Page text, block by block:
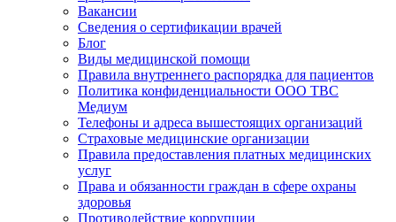
Вакансии
Сведения о сертификации врачей
Блог
Виды медицинской помощи
Правила внутреннего распорядка для пациентов
Политика конфиденциальности ООО ТВС
Медиум
Телефоны и адреса вышестоящих организаций
Страховые медицинские организации
Правила предоставления платных медицинских
услуг
Права и обязанности граждан в сфере охраны
здоровья
Противодействие коррупции